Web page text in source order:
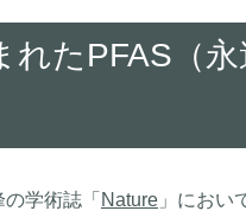
れたPFAS（
学術誌「 Nature 」におい